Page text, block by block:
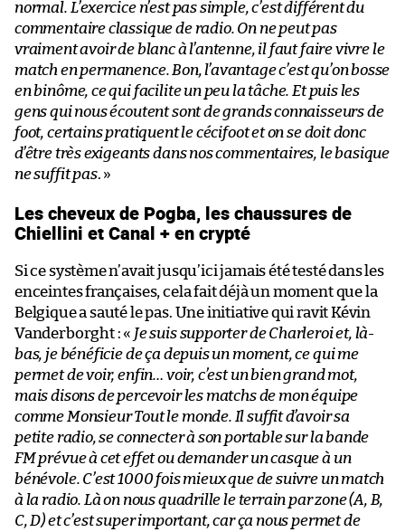
normal. L’exercice n’est pas simple, c’est différent du
commentaire classique de radio. On ne peut pas
vraiment avoir de blanc à l’antenne, il faut faire vivre le
match en permanence. Bon, l’avantage c’est qu’on bosse
en binôme, ce qui facilite un peu la tâche. Et puis les
gens qui nous écoutent sont de grands connaisseurs de
foot, certains pratiquent le cécifoot et on se doit donc
d’être très exigeants dans nos commentaires, le basique
ne suffit pas. »
Les cheveux de Pogba, les chaussures de
Chiellini et Canal + en crypté
Si ce système n’avait jusqu’ici jamais été testé dans les
enceintes françaises, cela fait déjà un moment que la
Belgique a sauté le pas. Une initiative qui ravit Kévin
Vanderborght : « Je suis supporter de Charleroi et, là-
bas, je bénéficie de ça depuis un moment, ce qui me
permet de voir, enfin… voir, c’est un bien grand mot,
mais disons de percevoir les matchs de mon équipe
comme Monsieur Tout le monde. Il suffit d’avoir sa
petite radio, se connecter à son portable sur la bande
FM prévue à cet effet ou demander un casque à un
bénévole. C’est 1000 fois mieux que de suivre un match
à la radio. Là on nous quadrille le terrain par zone (A, B,
C, D) et c’est super important, car ça nous permet de